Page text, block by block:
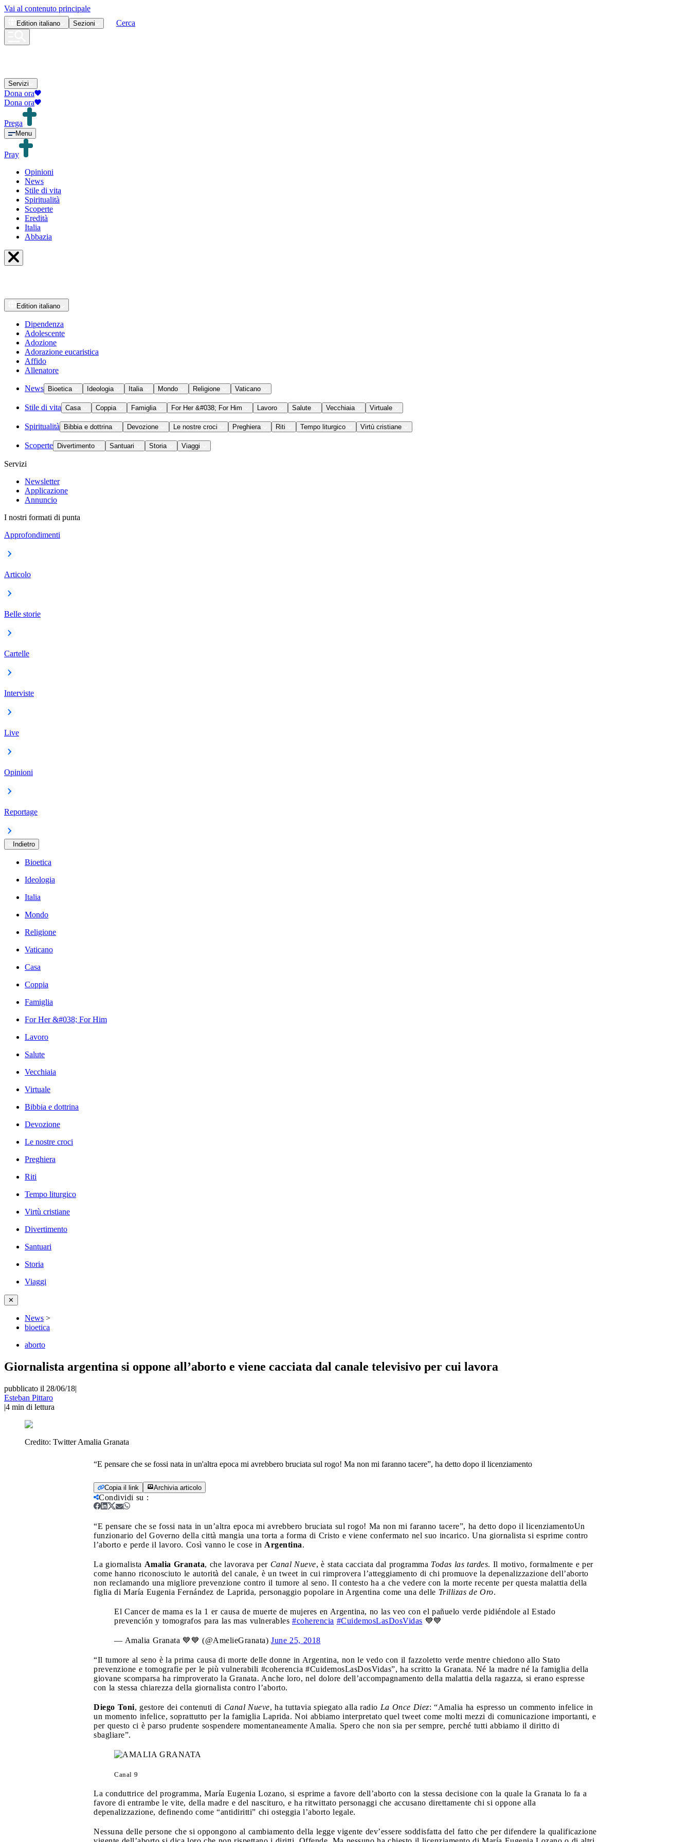
Vai al contenuto principale
Edition italiano Sezioni Cerca
Servizi
Dona ora
Dona ora
Prega
Menu
Pray
Opinioni
News
Stile di vita
Spiritualità
Scoperte
Eredità
Italia
Abbazia
Edition italiano
Dipendenza
Adolescente
Adozione
Adorazione eucaristica
Affido
Allenatore
News Bioetica Ideologia Italia Mondo Religione Vaticano
Stile di vita Casa Coppia Famiglia For Her &#038; For Him Lavoro Salute Vecchiaia Virtuale
Spiritualità Bibbia e dottrina Devozione Le nostre croci Preghiera Riti Tempo liturgico Virtù cristiane
Scoperte Divertimento Santuari Storia Viaggi
Servizi
Newsletter
Applicazione
Annuncio
I nostri formati di punta
Approfondimenti
Articolo
Belle storie
Cartelle
Interviste
Live
Opinioni
Reportage
Indietro
Bioetica
Ideologia
Italia
Mondo
Religione
Vaticano
Casa
Coppia
Famiglia
For Her &#038; For Him
Lavoro
Salute
Vecchiaia
Virtuale
Bibbia e dottrina
Devozione
Le nostre croci
Preghiera
Riti
Tempo liturgico
Virtù cristiane
Divertimento
Santuari
Storia
Viaggi
✕
News >
bioetica
aborto
Giornalista argentina si oppone all’aborto e viene cacciata dal canale televisivo per cui lavora
pubblicato il 28/06/18|
Esteban Pittaro
|4 min di lettura
Credito: Twitter Amalia Granata
“E pensare che se fossi nata in un'altra epoca mi avrebbero bruciata sul rogo! Ma non mi faranno tacere”, ha detto dopo il licenziamento
Copia il link Archivia articolo
Condividi su :
“E pensare che se fossi nata in un’altra epoca mi avrebbero bruciata sul rogo! Ma non mi faranno tacere”, ha detto dopo il licenziamentoUn
funzionario del Governo della città mangia una torta a forma di Cristo e viene confermato nel suo incarico. Una giornalista si esprime contro
l’aborto e perde il lavoro. Così vanno le cose in Argentina.
La giornalista Amalia Granata, che lavorava per Canal Nueve, è stata cacciata dal programma Todas las tardes. Il motivo, formalmente e per
come hanno riconosciuto le autorità del canale, è un tweet in cui rimprovera l’atteggiamento di chi promuove la depenalizzazione dell’aborto
non reclamando una migliore prevenzione contro il tumore al seno. Il contesto ha a che vedere con la morte recente per questa malattia della
figlia di María Eugenia Fernández de Laprida, personaggio popolare in Argentina come una delle Trillizas de Oro.
El Cancer de mama es la 1 er causa de muerte de mujeres en Argentina, no las veo con el pañuelo verde pidiéndole al Estado
prevención y tomografos para las mas vulnerables #coherencia #CuidemosLasDosVidas 💙💙
— Amalia Granata 💙💙 (@AmelieGranata) June 25, 2018
“Il tumore al seno è la prima causa di morte delle donne in Argentina, non le vedo con il fazzoletto verde mentre chiedono allo Stato
prevenzione e tomografie per le più vulnerabili #coherencia #CuidemosLasDosVidas”, ha scritto la Granata. Né la madre né la famiglia della
giovane scomparsa ha rimproverato la Granata. Anche loro, nel dolore dell’accompagnamento della malattia della ragazza, si erano espresse
con la stessa chiarezza della giornalista contro l’aborto.
Diego Toni, gestore dei contenuti di Canal Nueve, ha tuttavia spiegato alla radio La Once Diez: “Amalia ha espresso un commento infelice in
un momento infelice, soprattutto per la famiglia Laprida. Noi abbiamo interpretato quel tweet come molti mezzi di comunicazione importanti, e
per questo ci è parso prudente sospendere momentaneamente Amalia. Spero che non sia per sempre, perché tutti abbiamo il diritto di
sbagliare”.
Canal 9
La conduttrice del programma, María Eugenia Lozano, si esprime a favore dell’aborto con la stessa decisione con la quale la Granata lo fa a
favore di entrambe le vite, della madre e del nascituro, e ha ritwittato personaggi che accusano direttamente chi si oppone alla
depenalizzazione, definendo come “antidiritti” chi osteggia l’aborto legale.
Nessuna delle persone che si oppongono al cambiamento della legge vigente dev’essere soddisfatta del fatto che per difendere la qualificazione